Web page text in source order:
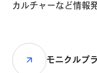
カルチャーなど情報
モニクルプ